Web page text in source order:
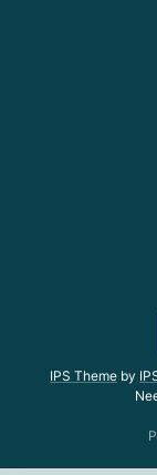
IPS Theme by